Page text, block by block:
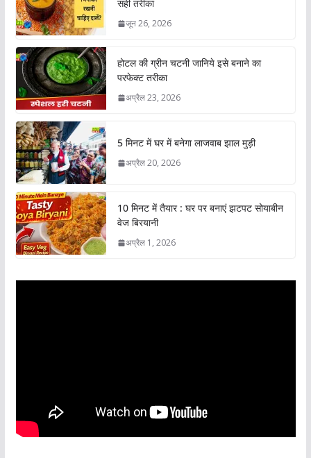
सही तरीका
जून 26, 2026
होटल की ग्रीन चटनी जानिये इसे बनाने का
परफेक्ट तरीका
अप्रैल 23, 2026
5 मिनट में घर में बनेगा लाजवाब झाल मुड़ी
अप्रैल 20, 2026
10 मिनट में तैयार : घर पर बनाएं झटपट सोयाबीन
वेज बिरयानी
अप्रैल 1, 2026